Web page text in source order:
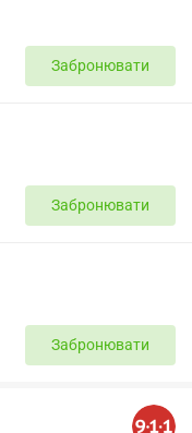
Забронювати
Забронювати
Забронювати